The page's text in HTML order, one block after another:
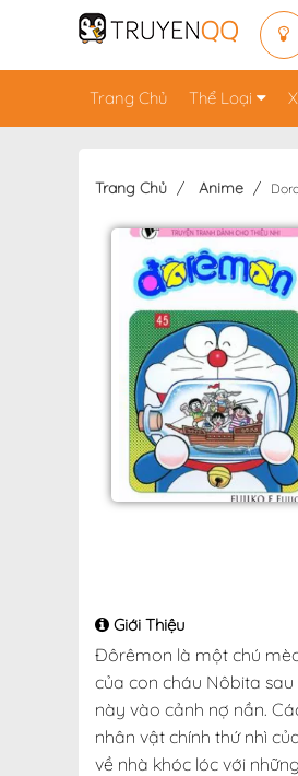
Trang Chủ Thể Loại
Trang Chủ Anime
Giới Thiệu
Đôrêmon là một chú
của con cháu Nôbita
này vào cảnh nợ nần.
nhân vật chính thứ nhì
về nhà khóc lóc với